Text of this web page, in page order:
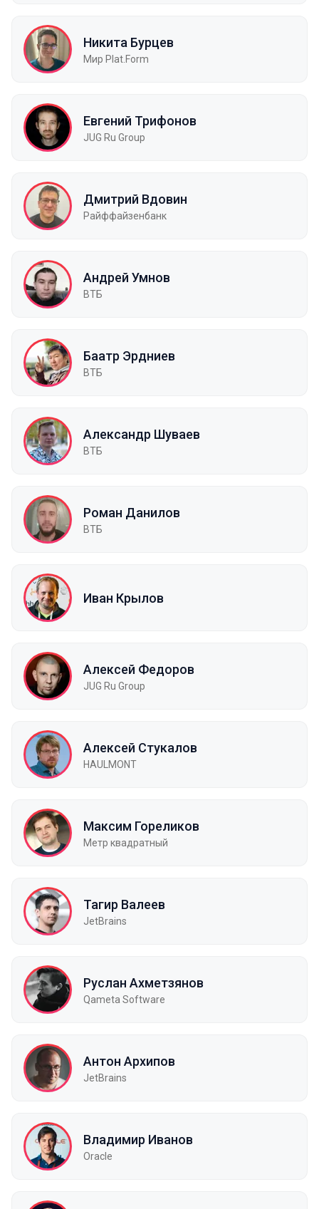
Никита Бурцев
Мир Plat.Form
Евгений Трифонов
JUG Ru Group
Дмитрий Вдовин
Райффайзенбанк
Андрей Умнов
ВТБ
Баатр Эрдниев
ВТБ
Александр Шуваев
ВТБ
Роман Данилов
ВТБ
Иван Крылов
Алексей Федоров
JUG Ru Group
Алексей Стукалов
HAULMONT
Максим Гореликов
Метр квадратный
Тагир Валеев
JetBrains
Руслан Ахметзянов
Qameta Software
Антон Архипов
JetBrains
Владимир Иванов
Oracle